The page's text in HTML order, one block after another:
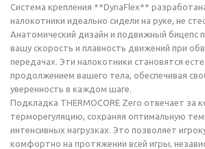
Система крепления **DynaFlex**
налокотники идеально сидели на руке, не
Анатомический дизайн и подвижный бицепс
вашу скорость и плавность движений при
передачах. Эти налокотники становятся
продолжением вашего тела, обеспечивая
уверенность в каждом шаге.
Подкладка THERMOCORE Zero отвечает за
терморегуляцию, сохраняя оптимальную
интенсивных нагрузках. Это позволяет
комфортно на протяжении всей игры,